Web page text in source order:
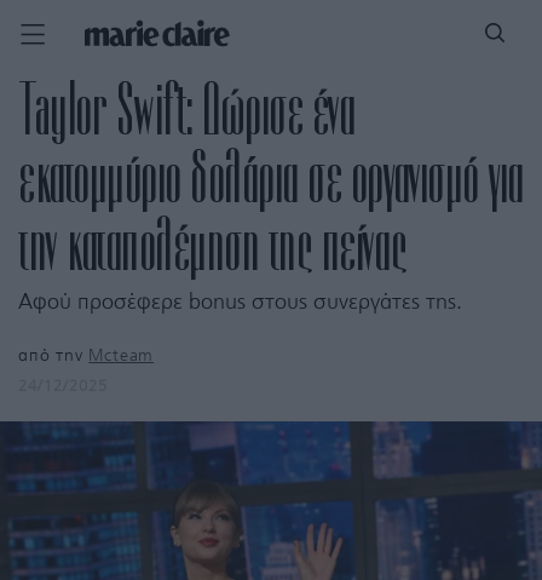
Taylor Swift: Δώρισε ένα
εκατομμύριο δολάρια σε οργανισμό για
την καταπολέμηση της πείνας
Αφού προσέφερε bonus στους συνεργάτες της.
από την Mcteam